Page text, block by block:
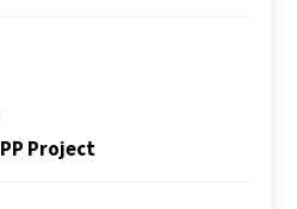
PP Project